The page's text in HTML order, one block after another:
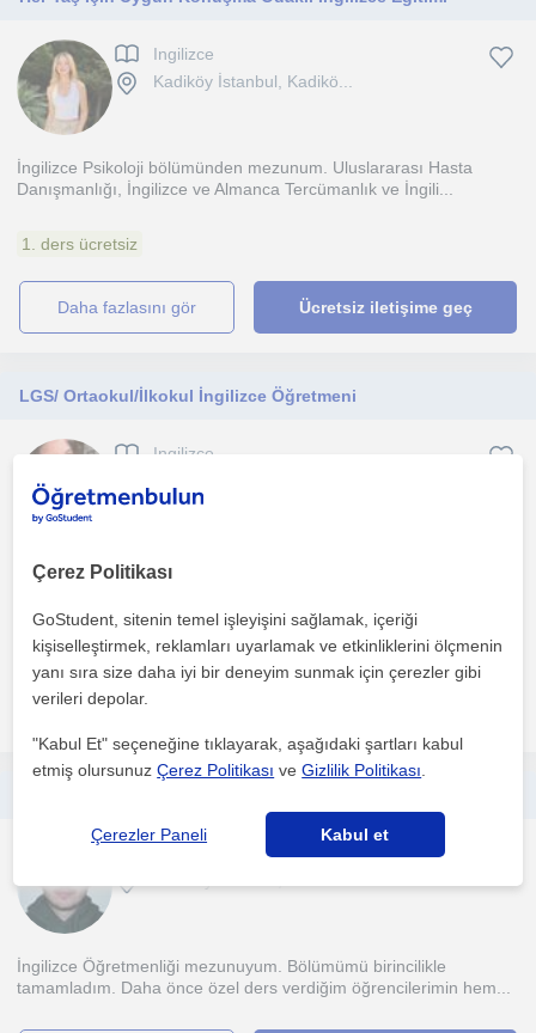
Ingilizce
Kadiköy İstanbul, Kadikö...
İngilizce Psikoloji bölümünden mezunum. Uluslararası Hasta
Danışmanlığı, İngilizce ve Almanca Tercümanlık ve İngili...
1. ders ücretsiz
daha fazlasını gör Ücretsiz iletişime geç
LGS/ Ortaokul/İlkokul İngilizce Öğretmeni
Ingilizce
İstanbul Üniversitesi Amerikan Kültürü ve Edebiyatı 3. sınıf
öğrencisiyim, aynı zamanda Felsefe ile yandal yapıyoru...
1. ders ücretsiz
daha fazlasını gör
İngilizce Öğretmenliği mezunuyum. Bölümümü birincilikle
tamamladım. Daha önce özel ders verdiğim öğrencilerimin hem...
Çerez Politikası
GoStudent, sitenin temel işleyişini sağlamak, içeriği
kişiselleştirmek, reklamları uyarlamak ve etkinliklerini ölçmenin
yanı sıra size daha iyi bir deneyim sunmak için çerezler gibi
verileri depolar.
"Kabul Et" seçeneğine tıklayarak, aşağıdaki şartları kabul
etmiş olursunuzÇerez Politikası veGizlilik Politikası
Çerezler Paneli Kabul et